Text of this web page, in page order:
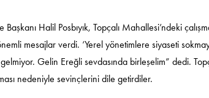
Halil Posbıyık, Topçalı Mahallesi’ndeki
mesajlar verdi. ‘Yerel yönetimlere siyaseti
gelmiyor. Gelin Ereğli sevdasında birleşelim” dedi.
nedeniyle sevinçlerini dile getirdiler.